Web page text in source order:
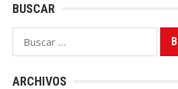
BUSCAR
Buscar:
ARCHIVOS